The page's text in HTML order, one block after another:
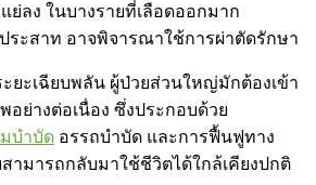
ย่ลง ในบางรายที่เลือดออกมาก
ระสาท อาจพิจารณาใช้การผ่าตัดรักษา
ยะเฉียบพลัน ผู้ป่วยส่วนใหญ่มักต้องเข้า
ย่างต่อเนื่อง ซึ่งประกอบด้วย
บำบัด อรรถบำบัด และการฟื้นฟูทาง
ามารถกลับมาใช้ชีวิตได้ใกล้เคียงปกติ